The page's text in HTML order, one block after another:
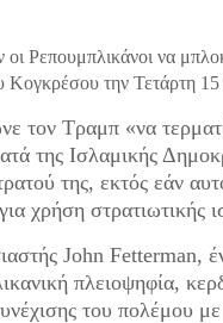
Ρεπουμπλικάνοι να
Κογκρέσου την Τετάρτη
τον Τραμπ «να
της Ισλαμικής
της, εκτός εάν
χρήση στρατιωτικής
John Fetterman,
πλειοψηφία,
του πολέμου με